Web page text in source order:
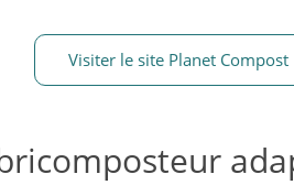
Visiter le site Planet Compost